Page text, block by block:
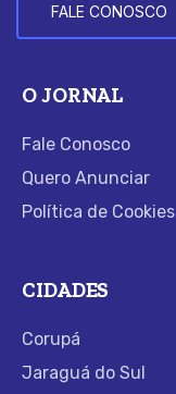
FALE CONOSCO
O JORNAL
Fale Conosco
Quero Anunciar
Política de Cookies
CIDADES
Corupá
Jaraguá do Sul